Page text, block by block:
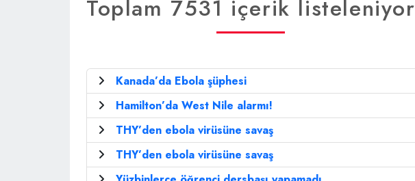
Toplam 7531 içerik listeleniyor
Kanada’da Ebola şüphesi
Hamilton’da West Nile alarmı!
THY’den ebola virüsüne savaş
THY’den ebola virüsüne savaş